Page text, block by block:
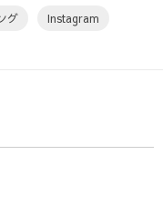
グ Instagram